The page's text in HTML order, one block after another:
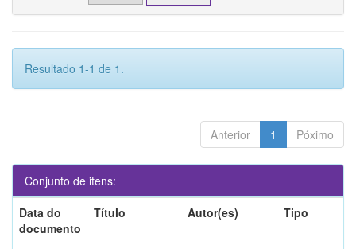
Resultado 1-1 de 1.
Anterior 1 Póximo
Conjunto de itens:
Data do
documento
Título Autor(es) Tipo